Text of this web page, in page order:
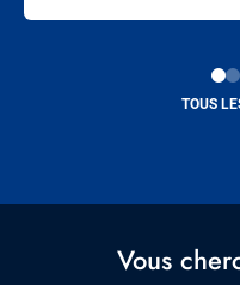
TOUS
Vous